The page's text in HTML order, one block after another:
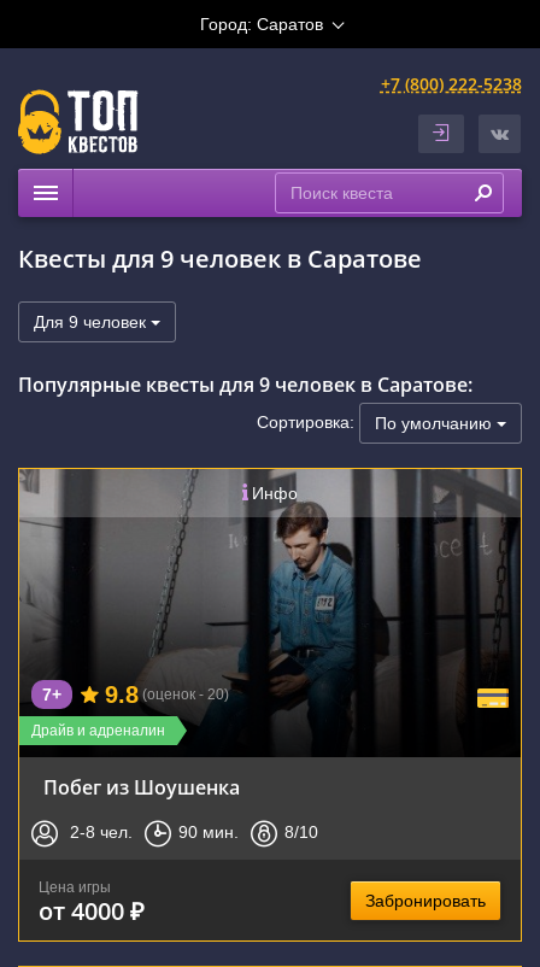
Город: Саратов
+7 (800) 222-5238
Выездные
Расписание
Рейтинги
На карте
Квесты для 9 человек в Саратове
Для 9 человек
Популярные квесты для 9 человек в Саратове:
Сортировка: По умолчанию
Инфо
Драйв и адреналин
7+ 9.8 (оценок - 20)
Побег из Шоушенка
2-8 чел. 90 мин. 8/10
Цена игры
от 4000 ₽ Забронировать